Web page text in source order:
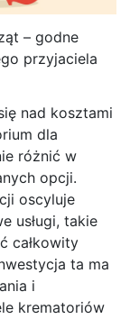
– godne
przyjaciela
nad kosztami
dla
różnić w
opcji.
oscyluje
usługi, takie
całkowity
ta ma
i
krematoriów